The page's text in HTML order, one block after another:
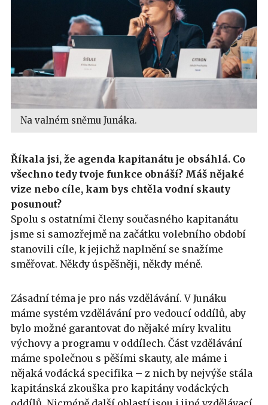
Na valném sněmu Junáka.
Říkala jsi, že agenda kapitanátu je obsáhlá. Co
všechno tedy tvoje funkce obnáší? Máš nějaké
vize nebo cíle, kam bys chtěla vodní skauty
posunout?
Spolu s ostatními členy současného kapitanátu
jsme si samozřejmě na začátku volebního období
stanovili cíle, k jejichž naplnění se snažíme
směřovat. Někdy úspěšněji, někdy méně.
Zásadní téma je pro nás vzdělávání. V Junáku
máme systém vzdělávání pro vedoucí oddílů, aby
bylo možné garantovat do nějaké míry kvalitu
výchovy a programu v oddílech. Část vzdělávání
máme společnou s pěšími skauty, ale máme i
nějaká vodácká specifika – z nich by nejvýše stála
kapitánská zkouška pro kapitány vodáckých